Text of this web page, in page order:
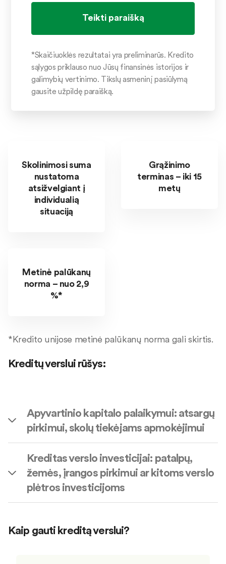
*Skaičiuoklės rezultatai yra preliminarūs. Kredito
sąlygos priklauso nuo Jūsų finansinės istorijos ir
galimybių vertinimo. Tikslų asmeninį pasiūlymą
gausite užpildę paraišką.
Skolinimosi suma
nustatoma
atsižvelgiant į
individualią
situaciją
Grąžinimo
terminas – iki 15
metų
Metinė palūkanų
norma – nuo 2,9
%*
*Kredito unijose metinė palūkanų norma gali skirtis.
Kreditų verslui rūšys:
Apyvartinio kapitalo palaikymui: atsargų
pirkimui, skolų tiekėjams apmokėjimui
Kreditas verslo investicijai: patalpų,
žemės, įrangos pirkimui ar kitoms verslo
plėtros investicijoms
Kaip gauti kreditą verslui?